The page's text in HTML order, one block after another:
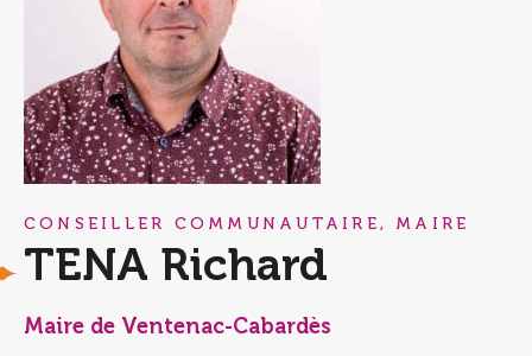
CONSEILLER COMMUNAUTAIRE, MAIRE
TENA Richard
Maire de Ventenac-Cabardès